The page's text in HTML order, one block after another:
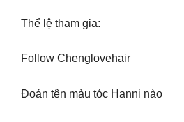
Thể lệ tham gia:
Follow Chenglovehair
Đoán tên màu tóc Hanni nào